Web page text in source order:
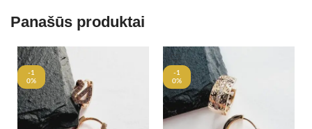
Panašūs produktai
-1
0%
-1
0%